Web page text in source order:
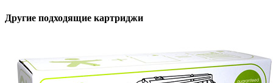
Другие подходящие картриджи